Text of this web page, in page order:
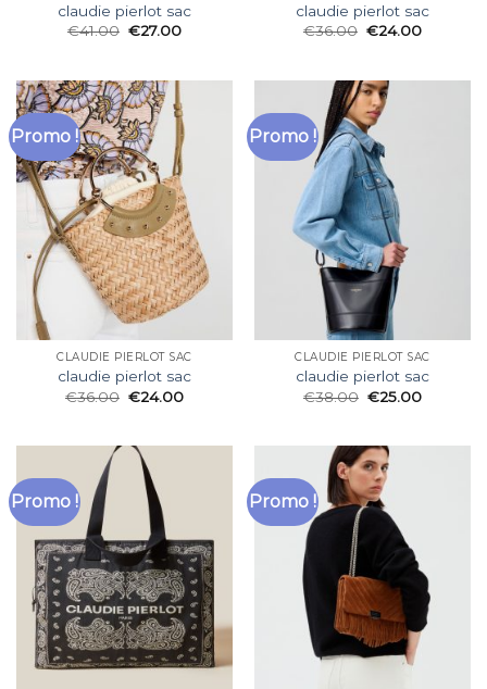
claudie pierlot sac
€41.00 €27.00
claudie pierlot sac
€36.00 €24.00
Promo !
CLAUDIE PIERLOT SAC
claudie pierlot sac
€36.00 €24.00
Promo !
CLAUDIE PIERLOT SAC
claudie pierlot sac
€38.00 €25.00
Promo ! Promo !